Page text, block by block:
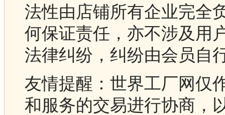
法性由店铺所有企业完全
何保证责任，亦不涉及用
法律纠纷，纠纷由会员自
友情提醒：世界工厂网仅
和服务的交易进行协商，